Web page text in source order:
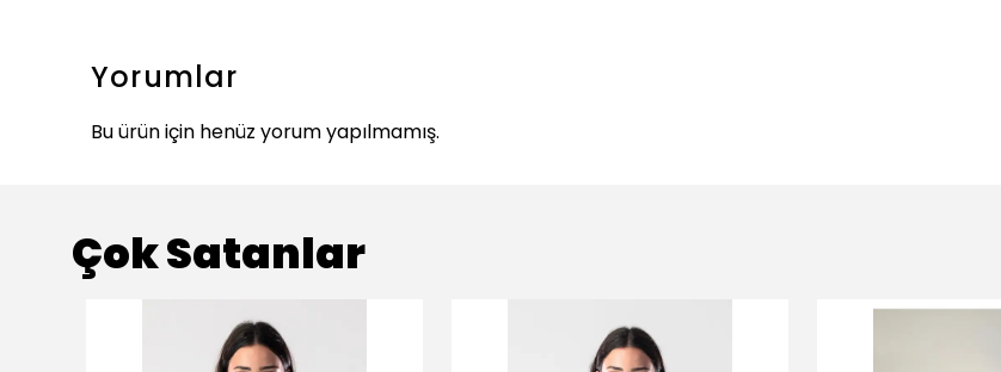
Yorumlar
Bu ürün için henüz yorum yapılmamış.
Çok Satanlar